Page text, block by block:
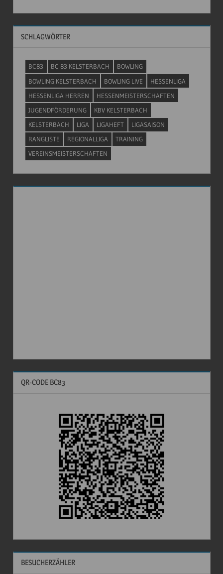
SCHLAGWÖRTER
BC83 BC 83 KELSTERBACH
BOWLING
BOWLING KELSTERBACH
BOWLING LIVE
HESSENLIGA
HESSENLIGA HERREN
HESSENMEISTERSCHAFTEN
JUGENDFÖRDERUNG
KBV KELSTERBACH
KELSTERBACH
LIGA LIGAHEFT
LIGASAISON
RANGLISTE
REGIONALLIGA
TRAINING
VEREINSMEISTERSCHAFTEN
QR-CODE BC83
BESUCHERZÄHLER